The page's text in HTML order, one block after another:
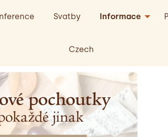
Svatby Informace
Czech